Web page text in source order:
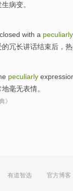
生病变。
closed with a peculiarly
的冗长讲话结束后 ，
peculiarly
地毫无表情。
》
有道智选 官方博客